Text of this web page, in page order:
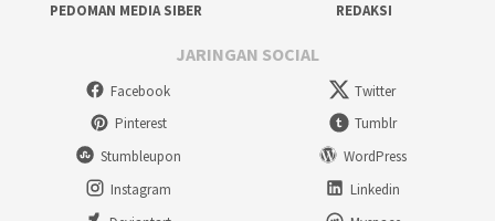
PEDOMAN MEDIA SIBER
REDAKSI
JARINGAN SOCIAL
Facebook
Twitter
Pinterest
Tumblr
Stumbleupon
WordPress
Instagram
Linkedin